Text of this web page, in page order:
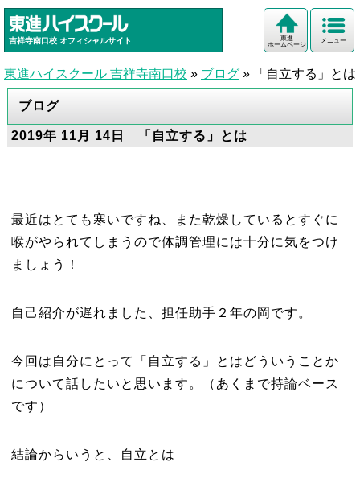
吉祥寺南口校 オフィシャルサイト メニュー
東進
ホームページ
東進ハイスクール 吉祥寺南口校 » ブログ » 「自立する」とは
ブログ
2019年 11月 14日 「自立する」とは
最近はとても寒いですね、また乾燥しているとすぐに
喉がやられてしまうので体調管理には十分に気をつけ
ましょう！
自己紹介が遅れました、担任助手２年の岡です。
今回は自分にとって「自立する」とはどういうことか
について話したいと思います。（あくまで持論ベース
です）
結論からいうと、自立とは